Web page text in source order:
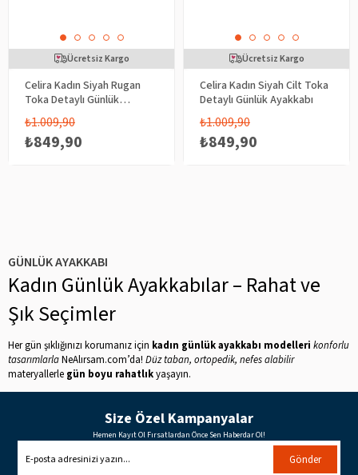
Celira Kadın Siyah Rugan
Toka Detaylı Günlük
Ayakkabı
₺849,90
₺1.009,90
Ücretsiz Kargo
Celira Kadın Siyah Cilt Toka
Detaylı Günlük Ayakkabı
₺849,90
₺1.009,90
Ücretsiz Kargo
GÜNLÜK AYAKKABI
Kadın Günlük Ayakkabılar – Rahat ve
Şık Seçimler
Her gün şıklığınızı korumanız için kadın günlük ayakkabı modelleri konforlu
tasarımlarlaNeAlırsam.com’da! Düz taban, ortopedik, nefes alabilir
materyallerle gün boyu rahatlıkyaşayın.
Size Özel Kampanyalar
Hemen Kayıt Ol Fırsatlardan Önce Sen Haberdar Ol!
Gönder